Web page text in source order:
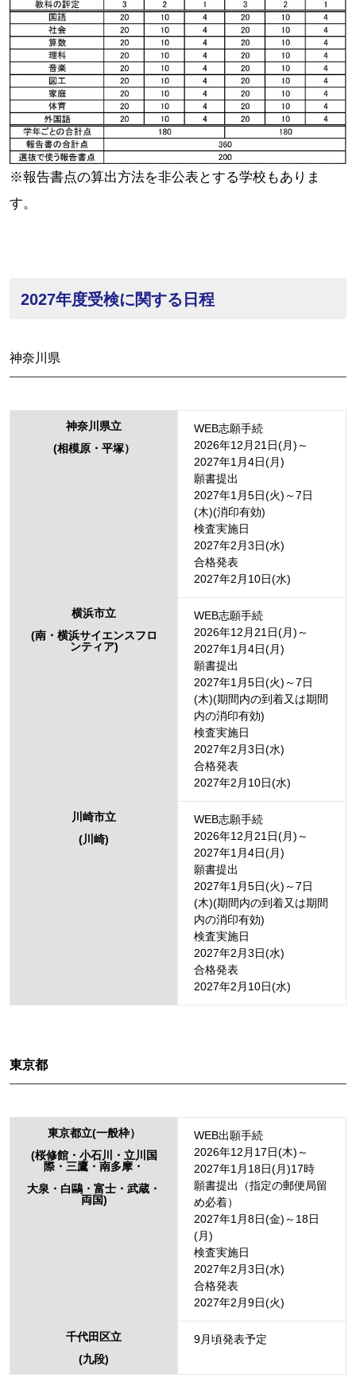
※報告書点の算出方法を非公表とする学校もありま
す。
2027年度受検に関する日程
神奈川県
神奈川県立
(相模原・平塚）
WEB志願手続
2026年12月21日(月)～
2027年1月4日(月)
願書提出
2027年1月5日(火)～7日
(木)(消印有効)
検査実施日
2027年2月3日(水)
合格発表
2027年2月10日(水)
横浜市立
(南・横浜サイエンスフロ
ンティア)
WEB志願手続
2026年12月21日(月)～
2027年1月4日(月)
願書提出
2027年1月5日(火)～7日
(木)(期間内の到着又は期間
内の消印有効)
検査実施日
2027年2月3日(水)
合格発表
2027年2月10日(水)
川崎市立
(川崎)
WEB志願手続
2026年12月21日(月)～
2027年1月4日(月)
願書提出
2027年1月5日(火)～7日
(木)(期間内の到着又は期間
内の消印有効)
検査実施日
2027年2月3日(水)
合格発表
2027年2月10日(水)
東京都
東京都立(一般枠）
(桜修館・小石川・立川国
際・三鷹・南多摩・
大泉・白鷗・富士・武蔵・
両国)
WEB出願手続
2026年12月17日(木)～
2027年1月18日(月)17時
願書提出（指定の郵便局留
め必着）
2027年1月8日(金)～18日
(月)
検査実施日
2027年2月3日(水)
合格発表
2027年2月9日(火)
千代田区立
(九段)
9月頃発表予定